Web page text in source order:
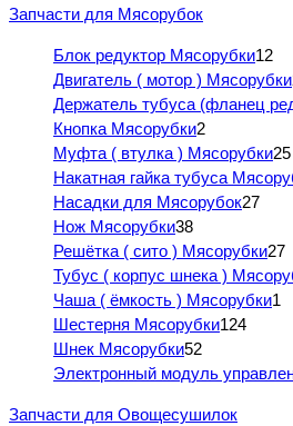
Запчасти для Мясорубок
Блок редуктор Мясорубки12
Двигатель ( мотор ) Мясорубки
Держатель тубуса (фланец
Кнопка Мясорубки2
Муфта ( втулка ) Мясорубки25
Накатная гайка тубуса
Насадки для Мясорубок27
Нож Мясорубки38
Решётка ( сито ) Мясорубки27
Тубус ( корпус шнека )
Чаша ( ёмкость ) Мясорубки1
Шестерня Мясорубки124
Шнек Мясорубки52
Электронный модуль
Запчасти для Овощесушилок